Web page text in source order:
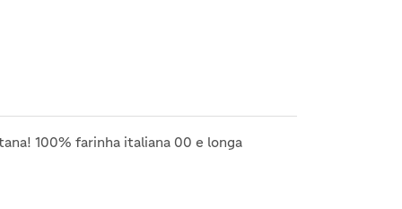
100% farinha italiana 00 e longa